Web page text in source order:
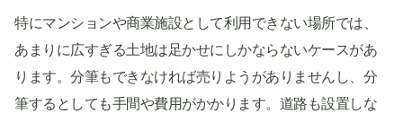
特にマンションや商業施設として利用できない場所では、
あまりに広すぎる土地は足かせにしかならないケースがあ
ります。分筆もできなければ売りようがありませんし、分
筆するとしても手間や費用がかかります。道路も設置しな